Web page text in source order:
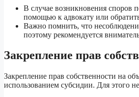
В случае возникновения споров
помощью к адвокату или
Важно помнить, что
поэтому рекомендуется
Закрепление прав
Закрепление прав собственности на
использованием субсидии. Для этого